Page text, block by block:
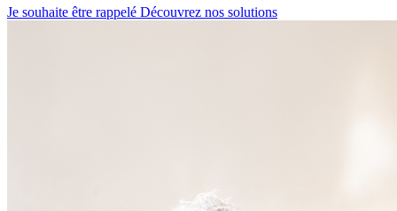
Je souhaite être rappelé Découvrez nos solutions